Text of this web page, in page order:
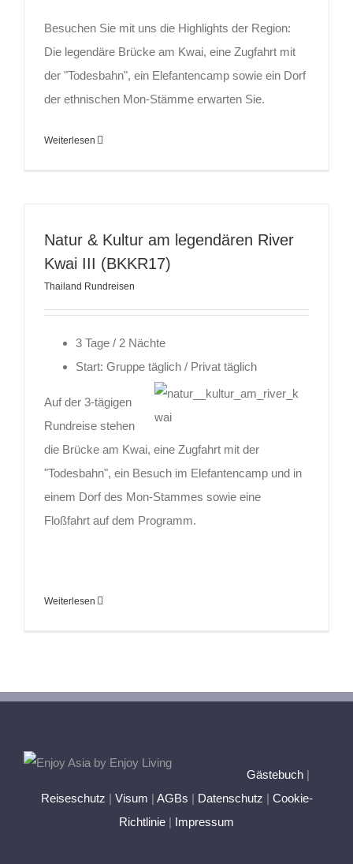
Besuchen Sie mit uns die Highlights der Region:
Die legendäre Brücke am Kwai, eine Zugfahrt mit
der "Todesbahn", ein Elefantencamp sowie ein Dorf
der ethnischen Mon-Stämme erwarten Sie.
Weiterlesen
Natur & Kultur am legendären River
Kwai III (BKKR17)
Thailand Rundreisen
3 Tage / 2 Nächte
Start: Gruppe täglich / Privat täglich
Auf der 3-tägigen
Rundreise stehen
die Brücke am Kwai, eine Zugfahrt mit der
"Todesbahn", ein Besuch im Elefantencamp und in
einem Dorf des Mon-Stammes sowie eine
Floßfahrt auf dem Programm.
Weiterlesen
Gästebuch |
Reiseschutz | Visum | AGBs | Datenschutz | Cookie-
Richtlinie | Impressum